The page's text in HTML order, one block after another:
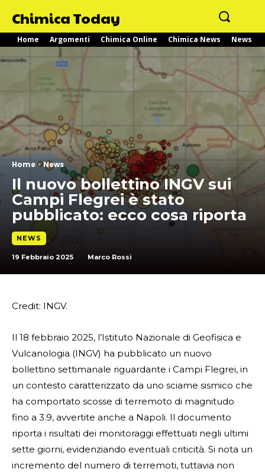
Chimica Today
Home Argomenti Chimica Online Chimica News News
Home News
Il nuovo bollettino INGV sui
Campi Flegrei è stato
pubblicato: ecco cosa riporta
NEWS
19 Febbraio 2025 Marco Rossi
Credit: INGV.
Il 18 febbraio 2025, l’Istituto Nazionale di Geofisica e
Vulcanologia (INGV) ha pubblicato un nuovo
bollettino settimanale riguardante i Campi Flegrei, in
un contesto caratterizzato da uno sciame sismico che
ha comportato scosse di terremoto di magnitudo
fino a 3.9, avvertite anche a Napoli. Il documento
riporta i risultati dei monitoraggi effettuati negli ultimi
sette giorni, evidenziando eventuali criticità. Si nota un
incremento del numero di terremoti, tuttavia non